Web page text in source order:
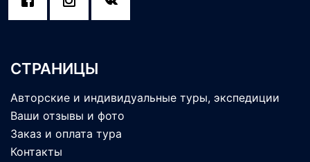
СТРАНИЦЫ
Авторские и индивидуальные туры, экспедиции
Ваши отзывы и фото
Заказ и оплата тура
Контакты